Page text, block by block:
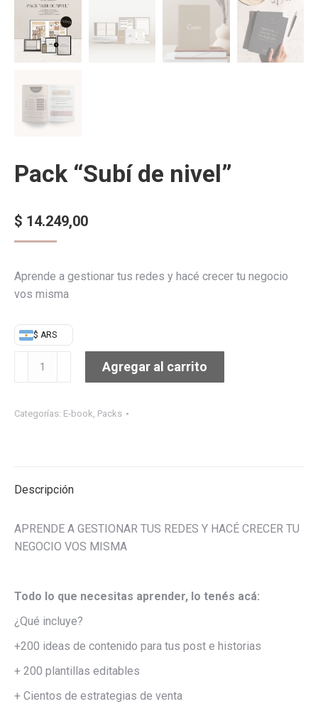
Pack “Subí de nivel”
$ 14.249,00
Aprende a gestionar tus redes y hacé crecer tu negocio
vos misma
$ ARS
nivel"
Agregar al carrito
Categorías: E-book, Packs
Descripción
APRENDE A GESTIONAR TUS REDES Y HACÉ CRECER TU
NEGOCIO VOS MISMA
Todo lo que necesitas aprender, lo tenés acá:
¿Qué incluye?
+200 ideas de contenido para tus post e historias
+ 200 plantillas editables
+ Cientos de estrategias de venta